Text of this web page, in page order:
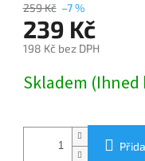
259 Kč –7 %
239 Kč
198 Kč bez DPH
cena:
Skladem (Ihned